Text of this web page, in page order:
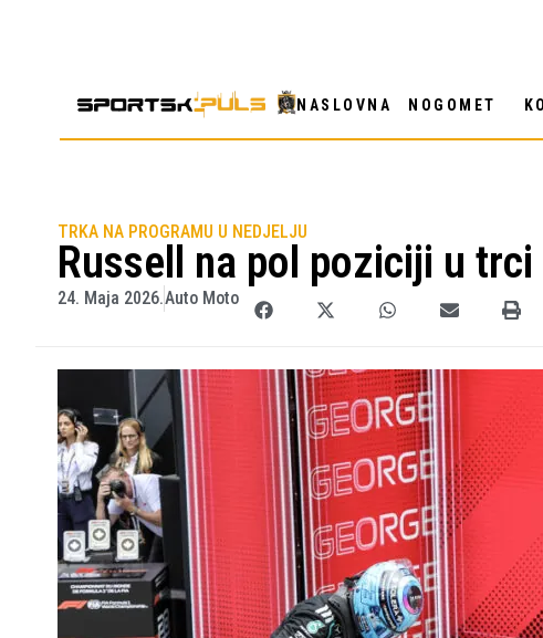
NASLOVNA NOGOMET
TRKA NA PROGRAMU U NEDJELJU
Russell na pol poziciji u
24. Maja 2026.Auto Moto